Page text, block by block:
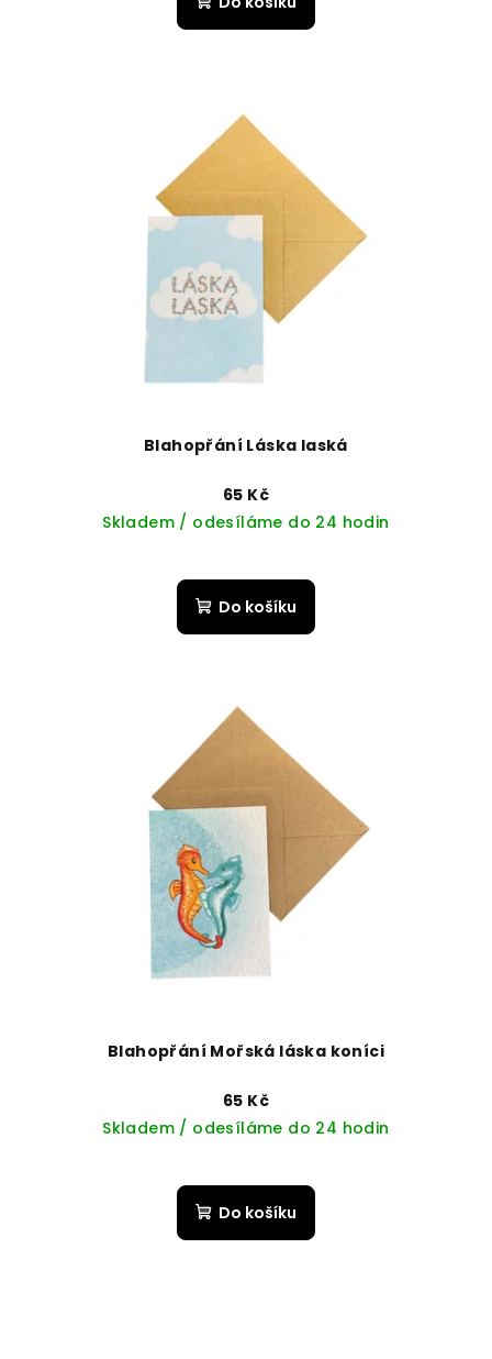
Blahopřání Láska laská
65 Kč
Skladem / odesíláme do 24 hodin
Do košíku
Blahopřání Mořská láska koníci
65 Kč
Skladem / odesíláme do 24 hodin
Do košíku